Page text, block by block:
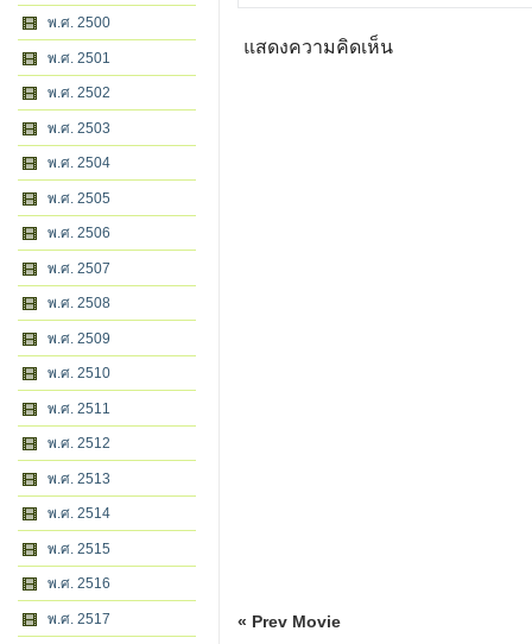
พ.ศ. 2500
พ.ศ. 2501
พ.ศ. 2502
พ.ศ. 2503
พ.ศ. 2504
พ.ศ. 2505
พ.ศ. 2506
พ.ศ. 2507
พ.ศ. 2508
พ.ศ. 2509
พ.ศ. 2510
พ.ศ. 2511
พ.ศ. 2512
พ.ศ. 2513
พ.ศ. 2514
พ.ศ. 2515
พ.ศ. 2516
พ.ศ. 2517
แสดงความคิดเห็น
« Prev Movie